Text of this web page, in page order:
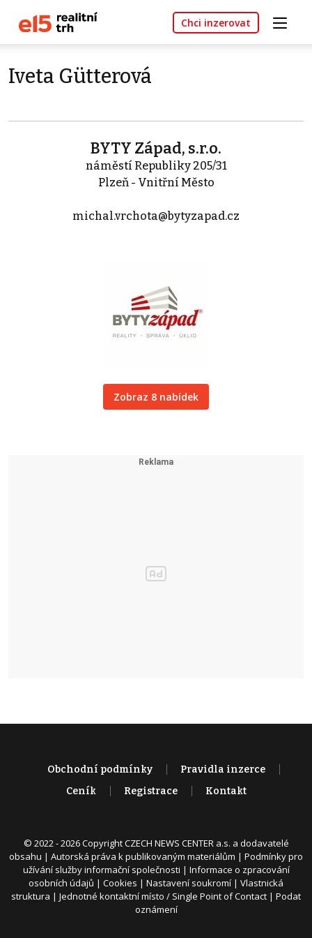
Chci inzerovat
Iveta Gütterová
BYTY Západ, s.r.o.
náměstí Republiky 205/31
Plzeň - Vnitřní Město
michal.vrchota@bytyzapad.cz
Zobraz 8 nabídek
Obchodní podmínky
Pravidla inzerce
Ceník
Registrace Kontakt
© 2022 - 2026 Copyright CZECH NEWS CENTER a.s. a dodavatelé
obsahu | Autorská práva k publikovaným materiálům | Podmínky pro
užívání služby informační společnosti | Informace o zpracování
osobních údajů | Cookies | Nastavení soukromí | Vlastnická
struktura | Jednotné kontaktní místo / Single Point of Contact | Podat
oznámení